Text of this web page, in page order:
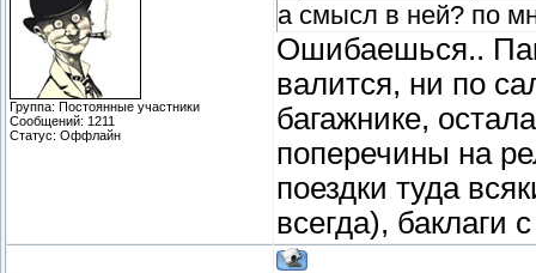
Группа: Постоянные участники
Сообщений: 1211
Статус: Оффлайн
а смысл в ней? по
Ошибаешься..
валится, ни по
багажнике,
поперечины на
поездки туда
всегда), баклаги